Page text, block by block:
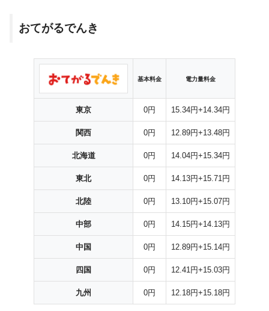
おてがるでんき
基本料金 電力量料金
東京 0円 15.34円+14.34円
関西 0円 12.89円+13.48円
北海道 0円 14.04円+15.34円
東北 0円 14.13円+15.71円
北陸 0円 13.10円+15.07円
中部 0円 14.15円+14.13円
中国 0円 12.89円+15.14円
四国 0円 12.41円+15.03円
九州 0円 12.18円+15.18円